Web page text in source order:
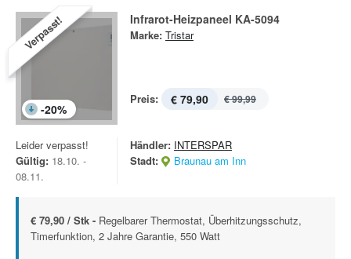
Verpasst!
-20%
Infrarot-Heizpaneel KA-5094
Marke: Tristar
Preis: € 79,90 € 99,99
Leider verpasst!
Gültig: 18.10. -
08.11.
Händler: INTERSPAR
Stadt:
Braunau am Inn
€ 79,90 / Stk - Regelbarer Thermostat, Überhitzungsschutz,
Timerfunktion, 2 Jahre Garantie, 550 Watt